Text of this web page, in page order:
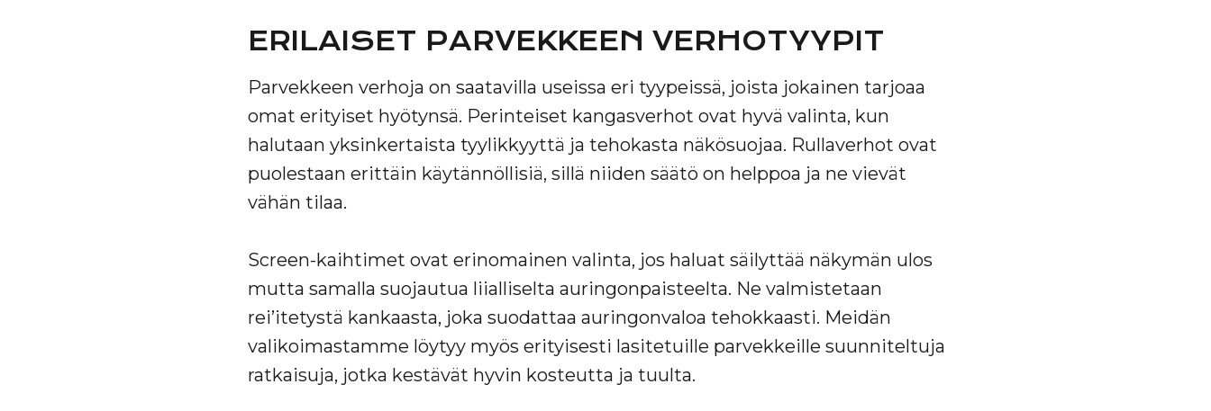
ERILAISET PARVEKKEEN VERHOTYYPIT
Parvekkeen verhoja on saatavilla useissa eri tyypeissä, joista jokainen tarjoaa
omat erityiset hyötynsä. Perinteiset kangasverhot ovat hyvä valinta, kun
halutaan yksinkertaista tyylikkyyttä ja tehokasta näkösuojaa. Rullaverhot ovat
puolestaan erittäin käytännöllisiä, sillä niiden säätö on helppoa ja ne vievät
vähän tilaa.
Screen-kaihtimet ovat erinomainen valinta, jos haluat säilyttää näkymän ulos
mutta samalla suojautua liialliselta auringonpaisteelta. Ne valmistetaan
rei’itetystä kankaasta, joka suodattaa auringonvaloa tehokkaasti. Meidän
valikoimastamme löytyy myös erityisesti lasitetuille parvekkeille suunniteltuja
ratkaisuja, jotka kestävät hyvin kosteutta ja tuulta.